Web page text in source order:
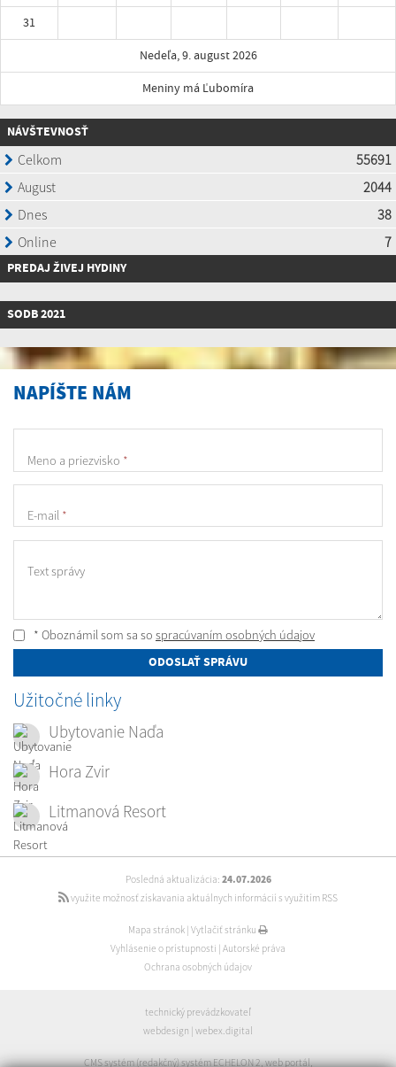
31
Nedeľa, 9. august 2026
Meniny má Ľubomíra
NÁVŠTEVNOSŤ
PREDAJ ŽIVEJ HYDINY
SODB 2021
NAPÍŠTE NÁM
Meno a priezvisko *
E-mail *
Text správy
* Oboznámil som sa so spracúvaním osobných údajov
ODOSLAŤ SPRÁVU
Užitočné linky
Ubytovanie Naďa
Hora Zvir
Litmanová Resort
Posledná aktualizácia: 24.07.2026
využite možnosť získavania aktuálnych informácií s využitím RSS
Mapa stránok | Vytlačiť stránku
Vyhlásenie o prístupnosti | Autorské práva
Ochrana osobných údajov
technický prevádzkovateľ
webdesign | webex.digital
CMS systém (redakčný) systém ECHELON 2,web portál,